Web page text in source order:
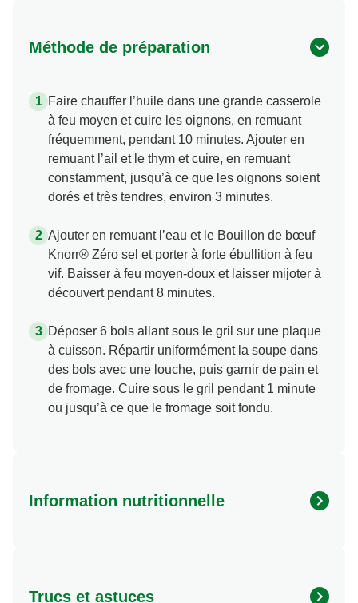
Méthode de préparation
Faire chauffer l’huile dans une grande casserole
à feu moyen et cuire les oignons, en remuant
fréquemment, pendant 10 minutes. Ajouter en
remuant l’ail et le thym et cuire, en remuant
constamment, jusqu’à ce que les oignons soient
dorés et très tendres, environ 3 minutes.
Ajouter en remuant l’eau et le Bouillon de bœuf
Knorr® Zéro sel et porter à forte ébullition à feu
vif. Baisser à feu moyen-doux et laisser mijoter à
découvert pendant 8 minutes.
Déposer 6 bols allant sous le gril sur une plaque
à cuisson. Répartir uniformément la soupe dans
des bols avec une louche, puis garnir de pain et
de fromage. Cuire sous le gril pendant 1 minute
ou jusqu’à ce que le fromage soit fondu.
Information nutritionnelle
Sugar (g)
11.0 g
Trucs et astuces